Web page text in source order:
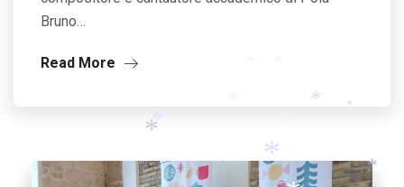
Bruno…
Read More
* *